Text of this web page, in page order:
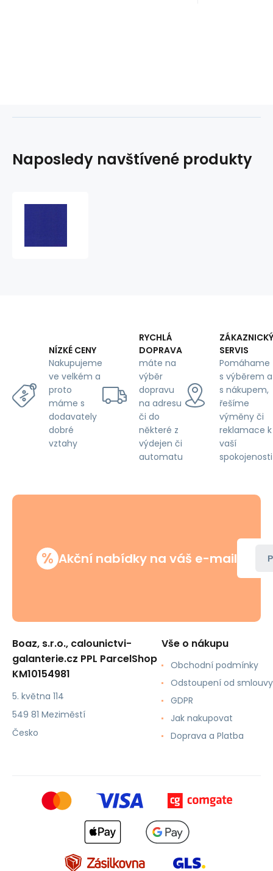
Naposledy navštívené produkty
NÍZKÉ CENY
Nakupujeme
ve velkém a
proto
máme s
dodavately
dobré
vztahy
RYCHLÁ
DOPRAVA
máte na
výběr
dopravu
na adresu
či do
některé z
výdejen či
automatu
ZÁKAZNICKÝ
SERVIS
Pomáhame
s výběrem a
s nákupem,
řešíme
výměny či
reklamace k
vaší
spokojenosti
% Akční nabídky na váš e-mail
Boaz, s.r.o., calounictvi-
galanterie.cz PPL ParcelShop
KM10154981
5. května 114
549 81 Meziměstí
Česko
Vše o nákupu
Obchodní podmínky
Odstoupení od smlouvy
GDPR
Jak nakupovat
Doprava a Platba